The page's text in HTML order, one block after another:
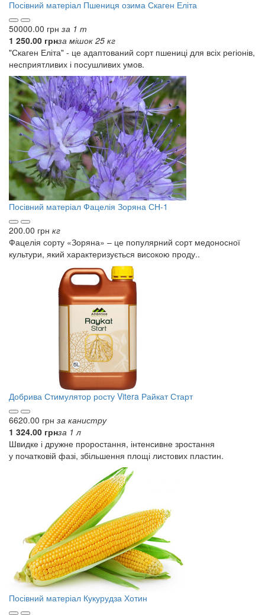
Посівний матеріал Пшениця озима Скаген Еліта
50000.00 грн за 1 т
1 250.00 грнза мішок 25 кг
"Скаген Еліта" - це адаптований сорт пшениці для всіх регіонів,
несприятливих і посушливих умов.
Посівний матеріал Фацелія Зоряна СН-1
200.00 грн кг
Фацелія сорту «Зоряна» – це популярний сорт медоносної
культури, який характеризується високою проду..
Добрива Стимулятор росту Vitera Райкат Старт
6620.00 грн за канистру
1 324.00 грнза 1 л
Швидке і дружне проростання, інтенсивне зростання
у початковій фазі, збільшення площі листових пластин.
Посівний матеріал Кукурудза Хотин